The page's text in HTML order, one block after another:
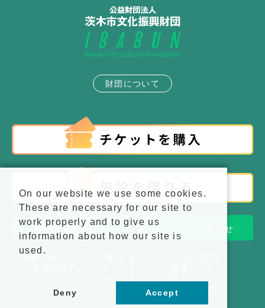
財団について
施設アクセス お問い合わせ
Cookieポリシー
サイトマップ
On our website we use some cookies.
These are necessary for our site to
work properly and to give us
information about how our site is
used.
Deny Accept